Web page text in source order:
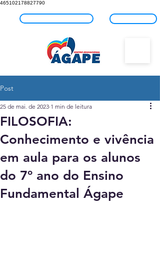
465102178827790
Blog
Post
FILOSOFIA:
Conhecimento e vivência
em aula para os alunos
do 7º ano do Ensino
Fundamental Ágape
25 de mai. de 2023 1 min de leitura